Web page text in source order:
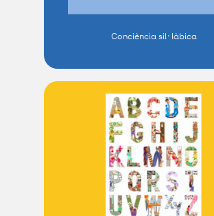
Conciència sil·làbica